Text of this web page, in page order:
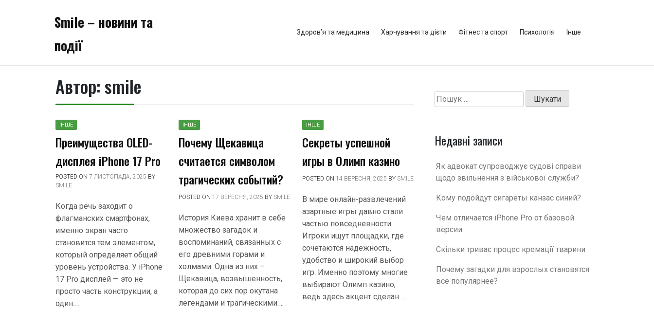
Smile – новини та
події
Здоров’я та медицина Харчування та дієти Фітнес та спорт Психологія Інше
Автор:smile
ІНШЕ
Преимущества OLED-
дисплея iPhone 17 Pro
POSTED ON 7 ЛИСТОПАДА, 2025 BY
SMILE
Когда речь заходит о
флагманских смартфонах,
именно экран часто
становится тем элементом,
который определяет общий
уровень устройства. У iPhone
17 Pro дисплей — это не
просто часть конструкции, а
один….
ІНШЕ
Почему Щекавица
считается символом
трагических событий?
POSTED ON 17 ВЕРЕСНЯ, 2025 BYSMILE
История Киева хранит в себе
множество загадок и
воспоминаний, связанных с
его древними горами и
холмами. Одна из них –
Щекавица, возвышенность,
которая до сих пор окутана
легендами и трагическими….
ІНШЕ
Секреты успешной
игры в Олимп казино
POSTED ON 14 ВЕРЕСНЯ, 2025 BY SMILE
В мире онлайн-развлечений
азартные игры давно стали
частью повседневности.
Игроки ищут площадки, где
сочетаются надежность,
удобство и широкий выбор
игр. Именно поэтому многие
выбирают Олимп казино,
ведь здесь акцент сделан….
Пошук:
Недавні записи
Як адвокат супроводжує судові справи
щодо звільнення з військової служби?
Кому подойдут сигареты канзас синий?
Чем отличается iPhone Pro от базовой
версии
Скільки триває процес кремації тварини
Почему загадки для взрослых становятся
всё популярнее?